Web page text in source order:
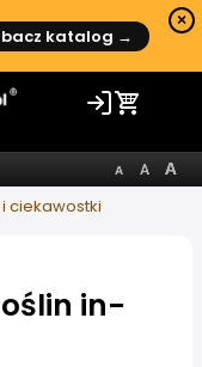
katalog →
×
ciekawostki
in-